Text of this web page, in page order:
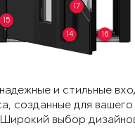
14
15
16
17
и стильные
созданные для
выбор